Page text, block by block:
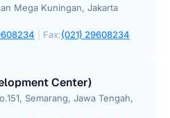
Mega Kuningan, Jakarta
Fax:(021) 29608234
Center)
Semarang, Jawa Tengah,